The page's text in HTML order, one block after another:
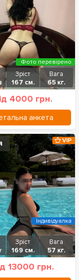
Зріст
167 см.
Вага
65 кг.
4000 грн.
анкета
Фото перевірено
Зріст
169 см.
Вага
57 кг.
13000 грн.
VIP
Індивідуалка